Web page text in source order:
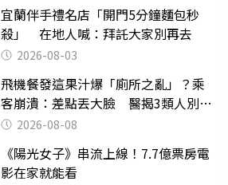
宜蘭伴手禮名店「開門5分鐘麵包秒
殺」 在地人喊：拜託大家別再去
2026-08-03
飛機餐發這果汁爆「廁所之亂」？乘
客崩潰：差點丟大臉 醫揭3類人別亂
喝 2026-08-08
《陽光女子》串流上線！7.7億票房電
影在家就能看